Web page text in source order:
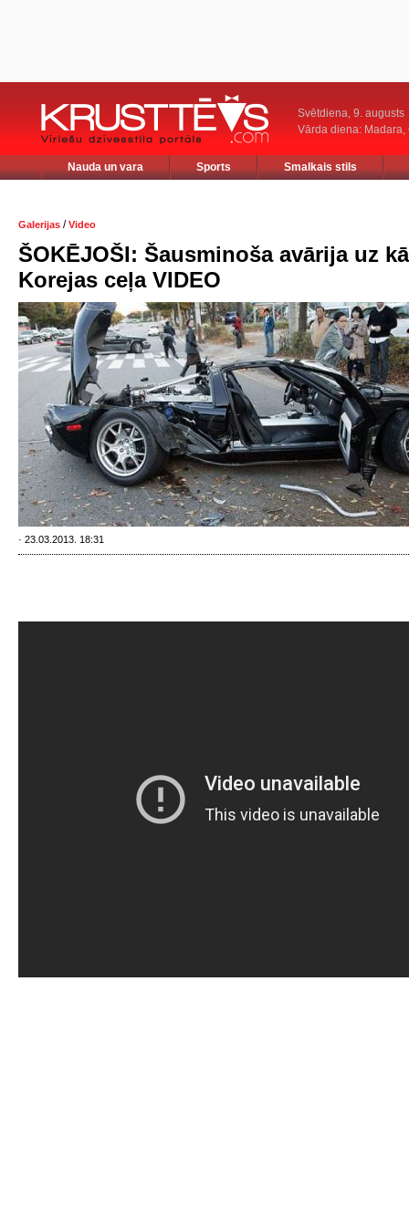
Svētdiena, 9. augusts
Vārda diena: Madara,
Nauda un vara Sports Smalkais stils
Galerijas /Video
ŠOKĒJOŠI: Šausminoša avārija uz
Korejas ceļa VIDEO
· 23.03.2013. 18:31